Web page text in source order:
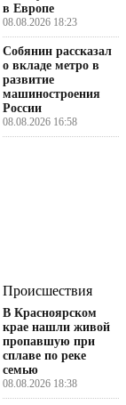
в Европе
08.08.2026 18:23
Собянин рассказал
о вкладе метро в
развитие
машиностроения
России
08.08.2026 16:58
Происшествия
В Красноярском
крае нашли живой
пропавшую при
сплаве по реке
семью
08.08.2026 18:38